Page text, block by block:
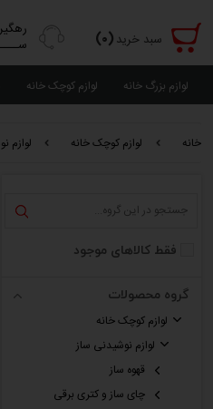
سبد خرید(٠)
لوازم بزرگ خانه لوازم کوچک خانه
خانه لوازم کوچک خانه لوازم
فقط کالاهای موجود
گروه محصولات
لوازم کوچک خانه
لوازم نوشیدنی ساز
قهوه ساز
چای ساز و کتری برقی